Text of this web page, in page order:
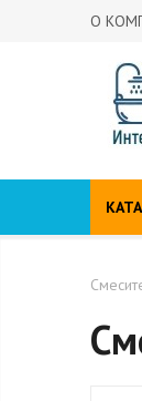
О